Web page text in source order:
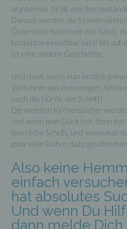
wurden bis 1938 von den
Danach wurden die
Österreich haben wir das Glück,
kostenlos einsehbar sind! Bis auf
ist eine andere Geschichte.
Und dann, wenn man endlich
Vorfahren aus den vorigen
noch die Hürde der Schrift!
Die meisten Kirchenbücher
und wenn man Glück hat, dann
leserliche Schrift, und wenn man
ganz viele Daten dazu
Also keine
einfach
hat absolutes
Und wenn Du
dann melde
identifiziert werden kann.
b) betroffene Person
Betroffene Person ist
personenbezogene
Verarbeitung
c) Verarbeitung
Verarbeitung ist jeder
oder jede solche
Zusammenhang mit
wie das Erheben, das
Organisation, das
Anpassung oder
das Abfragen, die
durch Übermittlung,
andere Form der